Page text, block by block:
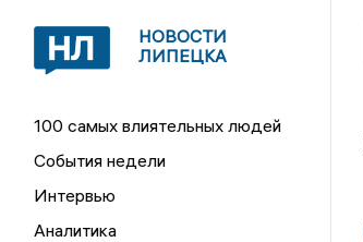
НОВОСТИ
ЛИПЕЦКА
100 самых влиятельных людей
События недели
Интервью
Аналитика